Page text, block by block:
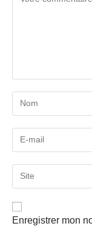
Enregistrer mon